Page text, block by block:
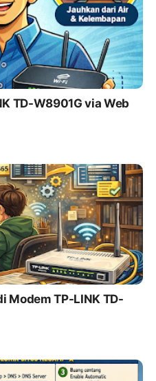
TD-W8901G via Web
Modem TP-LINK TD-